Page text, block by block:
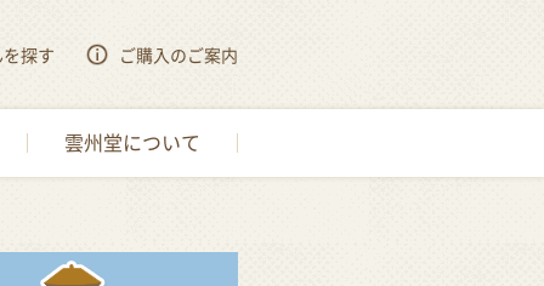
探す ご購入のご案内
雲州堂について